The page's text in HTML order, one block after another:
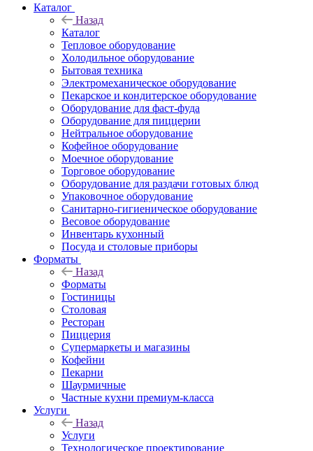
Каталог
Назад
Каталог
Тепловое оборудование
Холодильное оборудование
Бытовая техника
Электромеханическое оборудование
Пекарское и кондитерское оборудование
Оборудование для фаст-фуда
Оборудование для пиццерии
Нейтральное оборудование
Кофейное оборудование
Моечное оборудование
Торговое оборудование
Оборудование для раздачи готовых блюд
Упаковочное оборудование
Санитарно-гигиеническое оборудование
Весовое оборудование
Инвентарь кухонный
Посуда и столовые приборы
Форматы
Назад
Форматы
Гостиницы
Столовая
Ресторан
Пиццерия
Супермаркеты и магазины
Кофейни
Пекарни
Шаурмичные
Частные кухни премиум-класса
Услуги
Назад
Услуги
Технологическое проектирование